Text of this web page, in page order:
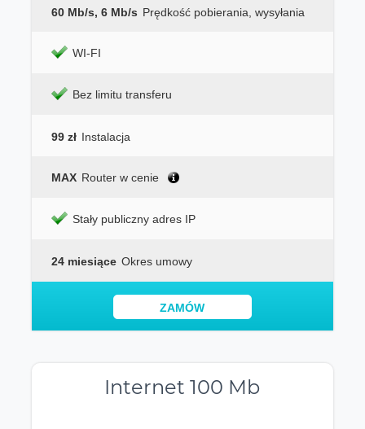
60 Mb/s, 6 Mb/s Prędkość pobierania, wysyłania
WI-FI
Bez limitu transferu
99 zł Instalacja
MAX Router w cenie
Stały publiczny adres IP
24 miesiące Okres umowy
ZAMÓW
Internet 100 Mb